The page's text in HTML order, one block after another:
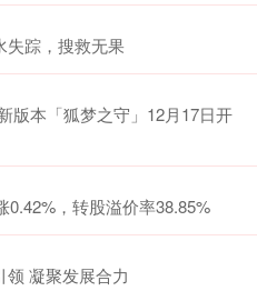
失踪，搜救无果
版本「狐梦之守」12月17日开
0.42%，转股溢价率38.85%
凝聚发展合力